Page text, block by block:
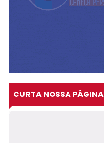
CURTA NOSSA PÁGINA